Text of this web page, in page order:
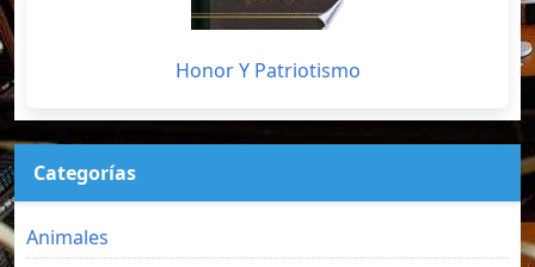
Honor Y Patriotismo
Categorías
Animales